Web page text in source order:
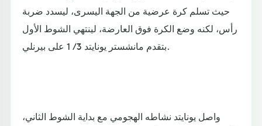
حيث تسلم كرة عرضية من الجهة اليسرى، ليسدد ضربة
رأس، لكنه وضع الكرة فوق العارضة، لينتهي الشوط الأول
بتقدم مانشستر يونايتد 3 / 1 على بيرنلي.
واصل يونايتد نشاطه الهجومي مع بداية الشوط الثاني،